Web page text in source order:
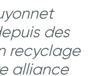
des
recyclage
alliance